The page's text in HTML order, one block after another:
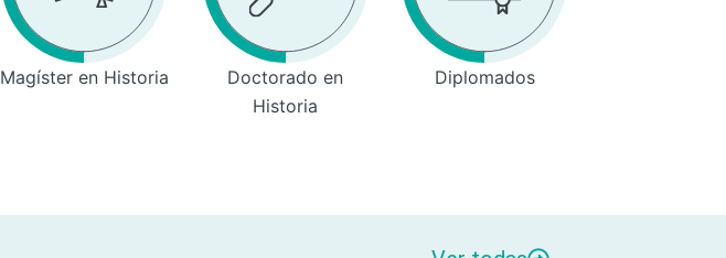
Magíster en Historia
Doctorado en
Historia
Diplomados